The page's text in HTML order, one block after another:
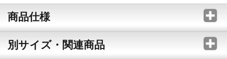
商品仕様
別サイズ・関連商品